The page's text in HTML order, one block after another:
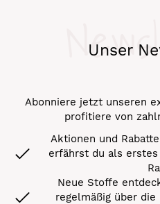
Unser
Abonniere jetzt unseren
profitiere von
Aktionen und
erfährst du als
Neue Stoffe
regelmäßig über